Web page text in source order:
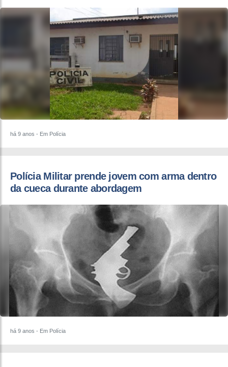
há 9 anos - Em Polícia
Polícia Militar prende jovem com arma dentro
da cueca durante abordagem
há 9 anos - Em Polícia